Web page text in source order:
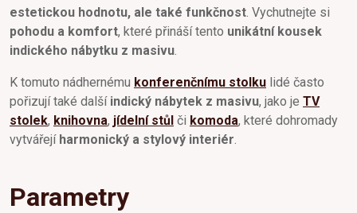
estetickou hodnotu, ale také funkčnost . Vychutnejte si
pohodu a komfort, které přináší tento unikátní kousek
indického nábytku z masivu
K tomuto nádhernému konferenčnímu stolku lidé často
pořizují také další indický nábytek z masivu, jako je TV
stolek, knihovna, jídelní stůl či komoda, které dohromady
vytvářejí harmonický a stylový interiér
Parametry